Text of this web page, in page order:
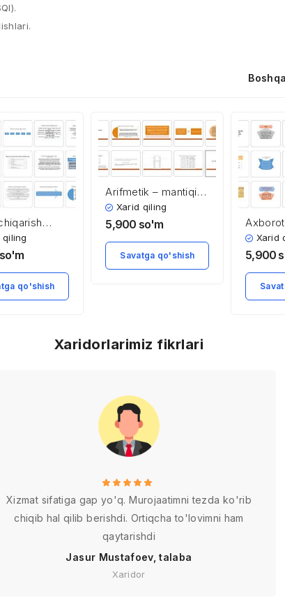
xizmati.
rivojlantirish
qiling
so'm
qo'shish
Arifmetik – mantiqiy
qurilma
Xarid qiling
5,900 so'm
Savatga qo'shish
qilishXarid
5,900
Xaridorlarimiz fikrlari
Xizmat sifatiga gap yo'q. Murojaatimni tezda ko'rib
chiqib hal qilib berishdi. Ortiqcha to'lovimni ham
qaytarishdi
Jasur Mustafoev, talaba
Xaridor